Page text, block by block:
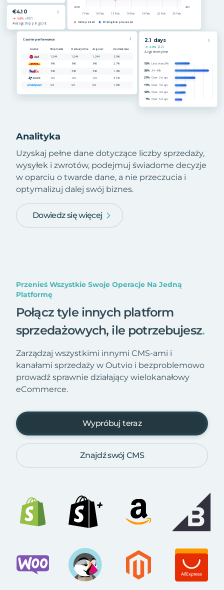
Analityka
Uzyskaj pełne dane dotyczące liczby sprzedaży,
wysyłek i zwrotów, podejmuj świadome decyzje
w oparciu o twarde dane, a nie przeczucia i
optymalizuj dalej swój biznes.
Dowiedz się więcej
Przenieś Wszystkie Swoje Operacje Na Jedną
Platformę
Połącz tyle innych platform
sprzedażowych, ile potrzebujesz.
Zarządzaj wszystkimi innymi CMS-ami i
kanałami sprzedaży w Outvio i bezproblemowo
prowadź sprawnie działający wielokanałowy
eCommerce.
Wypróbuj teraz
Znajdź swój CMS